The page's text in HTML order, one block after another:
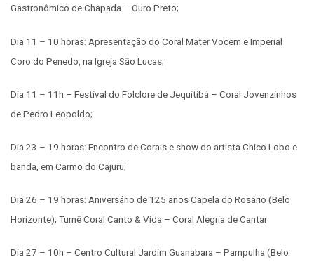
Gastronômico de Chapada – Ouro Preto;
Dia 11 – 10 horas: Apresentação do Coral Mater Vocem e Imperial
Coro do Penedo, na Igreja São Lucas;
Dia 11 – 11h – Festival do Folclore de Jequitibá – Coral Jovenzinhos
de Pedro Leopoldo;
Dia 23 – 19 horas: Encontro de Corais e show do artista Chico Lobo e
banda, em Carmo do Cajuru;
Dia 26 – 19 horas: Aniversário de 125 anos Capela do Rosário (Belo
Horizonte); Turnê Coral Canto & Vida – Coral Alegria de Cantar
Dia 27 – 10h – Centro Cultural Jardim Guanabara – Pampulha (Belo